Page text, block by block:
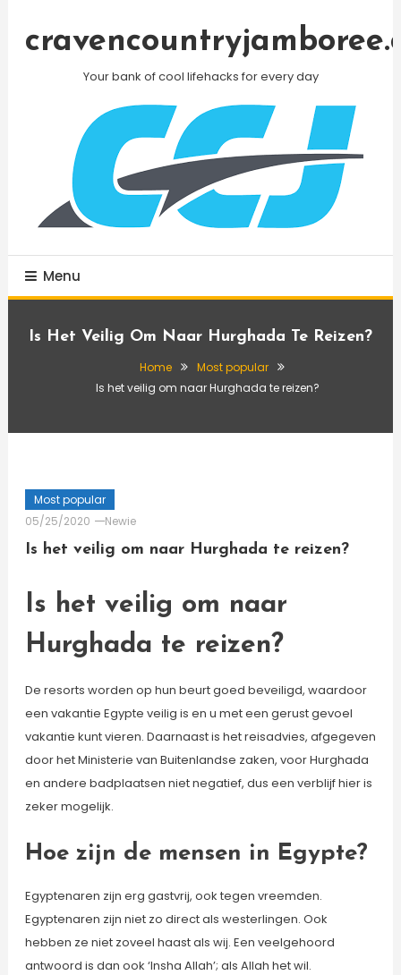
Your bank of cool lifehacks for every day
Menu
Is Het Veilig Om Naar Hurghada Te Reizen?
Home
Most popular
Is het veilig om naar Hurghada te reizen?
Most popular
05/25/2020
Newie
Is het veilig om naar Hurghada te reizen?
Is het veilig om naar
Hurghada te reizen?
De resorts worden op hun beurt goed beveiligd, waardoor
een vakantie Egypte veilig is en u met een gerust gevoel
vakantie kunt vieren. Daarnaast is het reisadvies, afgegeven
door het Ministerie van Buitenlandse zaken, voor Hurghada
en andere badplaatsen niet negatief, dus een verblijf hier is
zeker mogelijk.
Hoe zijn de mensen in Egypte?
Egyptenaren zijn erg gastvrij, ook tegen vreemden.
Egyptenaren zijn niet zo direct als westerlingen. Ook
hebben ze niet zoveel haast als wij. Een veelgehoord
antwoord is dan ook ‘Insha Allah’; als Allah het wil.